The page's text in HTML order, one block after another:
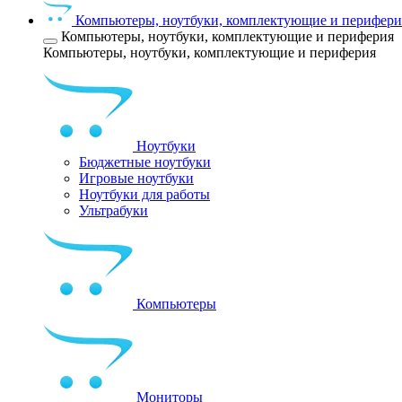
Компьютеры, ноутбуки, комплектующие и
Компьютеры, ноутбуки, комплектующие и периферия
Компьютеры, ноутбуки, комплектующие и периферия
Ноутбуки
Бюджетные ноутбуки
Игровые ноутбуки
Ноутбуки для работы
Ультрабуки
Компьютеры
Мониторы